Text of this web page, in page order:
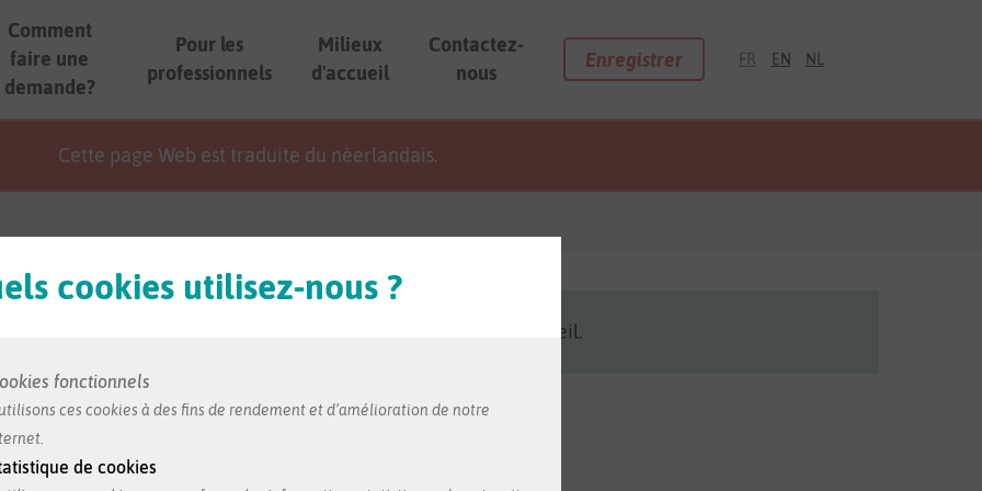
cookies utilisez-nous ?
fonctionnels
ces cookies à des fins de rendement et d’amélioration de notre
de cookies
Comment
faire une
demande?
Pour les
professionnels
Milieux
d'accueil
Contactez-
nous
Enregistrer FR EN NL
Cette page Web est traduite du néerlandais.
dans cette fiche nous est transmise par le milieu d'accueil.